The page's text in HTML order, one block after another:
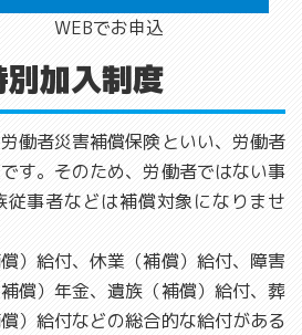
WEBでお申込
加入制度
働者災害補償保険といい、労働者
す。そのため、労働者ではない事
事者などは補償対象になりませ
）給付、休業（補償）給付、障害
償）年金、遺族（補償）給付、葬
）給付などの総合的な給付がある